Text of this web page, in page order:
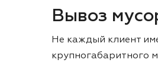
Вывоз
Не каждый клиент
крупногабаритного